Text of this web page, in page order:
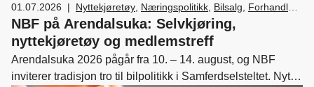
01.07.2026 | Nyttekjøretøy Næringspolitikk Bilsalg
Forhandler
og servicemarkedsdrift,Verksted, vedlikehold og
reparasjon av bil,Drift og utvikling
NBF på Arendalsuka: Selvkjøring,
nyttekjøretøy og medlemstreff
Arendalsuka 2026 pågår fra 10. – 14. august, og NBF
inviterer tradisjon tro til bilpolitikk i Samferdselsteltet. Nytt